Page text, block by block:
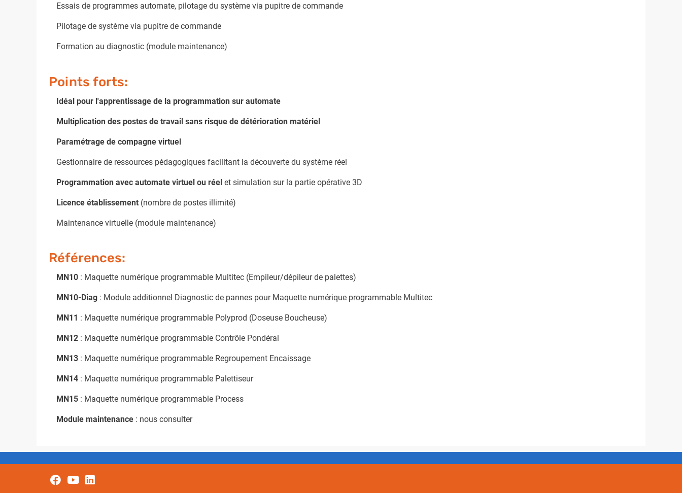
Essais de programmes automate, pilotage du système via pupitre de commande
Pilotage de système via pupitre de commande
Formation au diagnostic (module maintenance)
Points forts:
Idéal pour l'apprentissage de la programmation sur automate
Multiplication des postes de travail sans risque de détérioration matériel
Paramétrage de compagne virtuel
Gestionnaire de ressources pédagogiques facilitant la découverte du système réel
Programmation avec automate virtuel ou réel et simulation sur la partie opérative 3D
Licence établissement (nombre de postes illimité)
Maintenance virtuelle (module maintenance)
Références:
MN10 : Maquette numérique programmable Multitec (Empileur/dépileur de palettes)
MN10-Diag : Module additionnel Diagnostic de pannes pour Maquette numérique programmable Multitec
MN11 : Maquette numérique programmable Polyprod (Doseuse Boucheuse)
MN12 : Maquette numérique programmable Contrôle Pondéral
MN13 : Maquette numérique programmable Regroupement Encaissage
MN14 : Maquette numérique programmable Palettiseur
MN15 : Maquette numérique programmable Process
Module maintenance : nous consulter